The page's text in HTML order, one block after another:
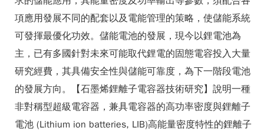
項應用發展不同的配套以及電能管理的策略，使儲能系統
可發揮最優化功效。儲能電池的發展，現今以鋰電池為
主，已有多國針對未來可能取代鋰電的固態電容投入大量
研究經費，其具備安全性與儲能可靠度，為下一階段電池
的發展方向。【石墨烯鋰離子電容器技術研究】說明一種
非對稱型超級電容器，兼具電容器的高功率密度與鋰離子
電池 (Lithium ion batteries, LIB)高能量密度特性的鋰離子